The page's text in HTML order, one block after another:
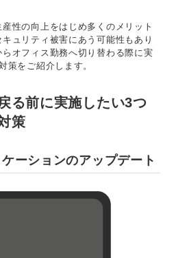
性の向上をはじめ多くのメリット
ュリティ被害にあう可能性もあり
オフィス勤務へ切り替わる際に実
策をご紹介します。
る前に実施したい3つ
策
ーションのアップデート